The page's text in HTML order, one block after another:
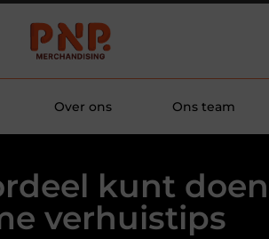
Over ons Ons team
kunt
verhuistips